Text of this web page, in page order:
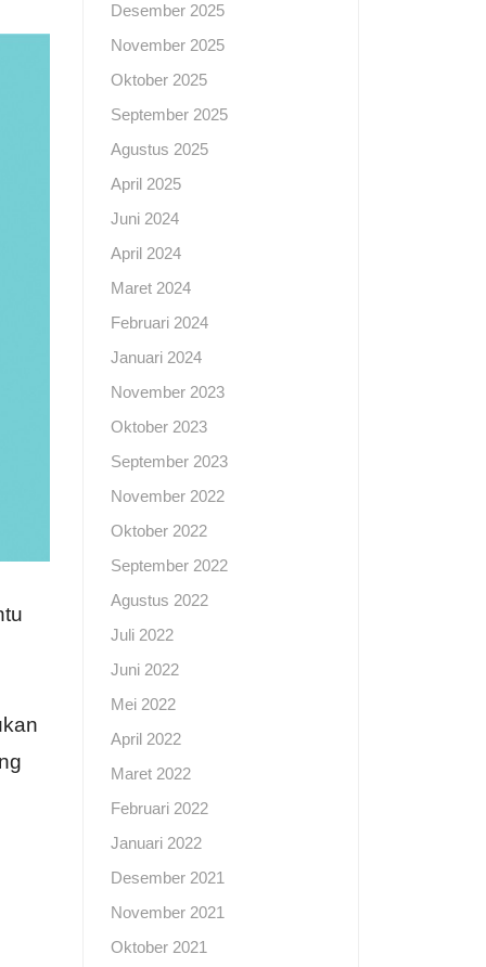
Desember 2025
November 2025
Oktober 2025
September 2025
Agustus 2025
April 2025
Juni 2024
April 2024
Maret 2024
Februari 2024
Januari 2024
November 2023
Oktober 2023
September 2023
November 2022
Oktober 2022
September 2022
Agustus 2022
Juli 2022
Juni 2022
Mei 2022
April 2022
Maret 2022
Februari 2022
Januari 2022
Desember 2021
November 2021
Oktober 2021